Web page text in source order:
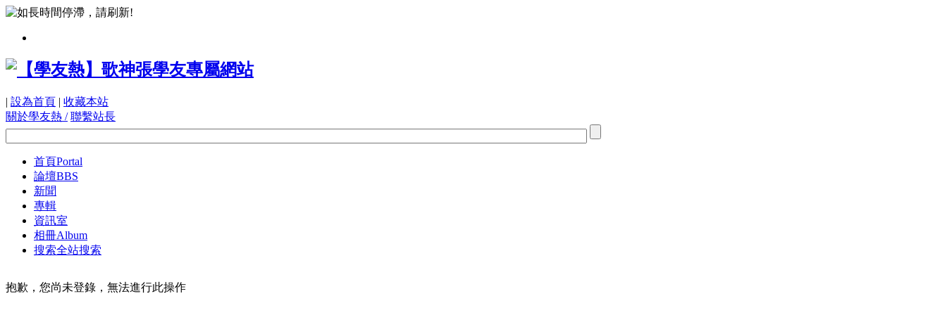
| 設為首頁 | 收藏本站
關於學友熱 / 聯繫站長
首頁Portal
論壇BBS
新聞
專輯
資訊室
相冊Album
搜索全站搜索
抱歉，您尚未登錄，無法進行此操作